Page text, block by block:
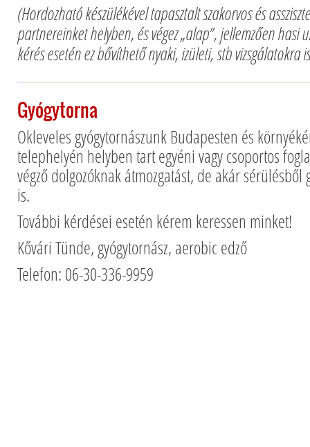
(Hordozható készülékével tapasztalt szakorvos és
partnereinket helyben, és végez „alap”, jellemzően hasi
kérés esetén ez bővíthető nyaki, izületi, stb vizsgálatokra
Gyógytorna
Okleveles gyógytornászunk Budapesten és
telephelyén helyben tart egyéni vagy csoportos
végző dolgozóknak átmozgatást, de akár sérülésből
is.
További kérdései esetén kérem keressen minket!
Kővári Tünde, gyógytornász, aerobic edző
Telefon: 06-30-336-9959